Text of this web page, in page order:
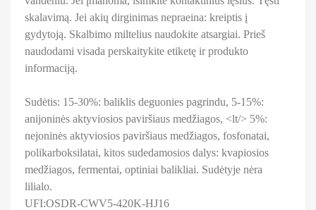
skalavimą. Jei akių dirginimas nepraeina: kreiptis į
gydytoją. Skalbimo miltelius naudokite atsargiai. Prieš
naudodami visada perskaitykite etiketę ir produkto
informaciją.
Sudėtis: 15-30%: baliklis deguonies pagrindu, 5-15%:
anijoninės aktyviosios paviršiaus medžiagos, <lt/> 5%:
nejoninės aktyviosios paviršiaus medžiagos, fosfonatai,
polikarboksilatai, kitos sudedamosios dalys: kvapiosios
medžiagos, fermentai, optiniai balikliai. Sudėtyje nėra
lilialo.
UFI:OSDR-CWV5-420K-HJ16